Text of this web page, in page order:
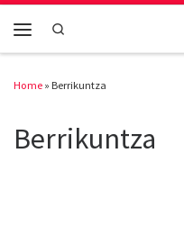
Skip to content
Home » Berrikuntza
Berrikuntza